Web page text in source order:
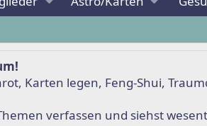
, Karten legen, Feng-Shui,
verfassen und siehst